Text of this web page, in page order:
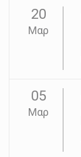
20
Μαρ
05
Μαρ